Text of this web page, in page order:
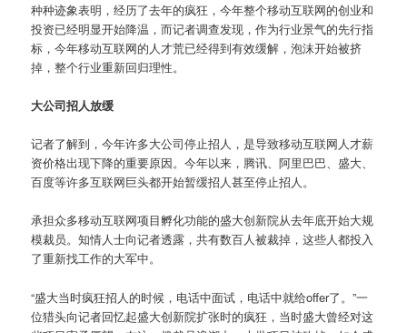
种种迹象表明，经历了去年的疯狂，今年整个移动互联网的创业和
投资已经明显开始降温，而记者调查发现，作为行业景气的先行指
标，今年移动互联网的人才荒已经得到有效缓解，泡沫开始被挤
掉，整个行业重新回归理性。
大公司招人放缓
记者了解到，今年许多大公司停止招人，是导致移动互联网人才薪
资价格出现下降的重要原因。今年以来，腾讯、阿里巴巴、盛大、
百度等许多互联网巨头都开始暂缓招人甚至停止招人。
承担众多移动互联网项目孵化功能的盛大创新院从去年底开始大规
模裁员。知情人士向记者透露，共有数百人被裁掉，这些人都投入
了重新找工作的大军中。
“盛大当时疯狂招人的时候，电话中面试，电话中就给offer了。”一
位猎头向记者回忆起盛大创新院扩张时的疯狂，当时盛大曾经对这